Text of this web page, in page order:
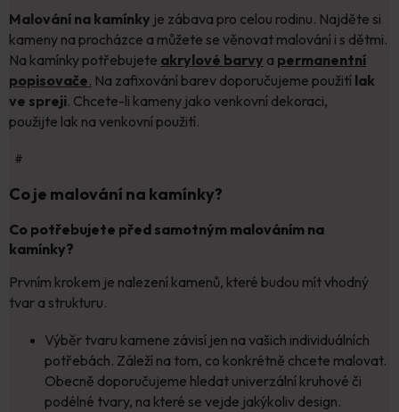
Malování na kamínky je zábava pro celou rodinu. Najděte si
kameny na procházce a můžete se věnovat malování i s dětmi.
Na kamínky potřebujete akrylové barvy a permanentní
popisovače. Na zafixování barev doporučujeme použití lak
ve spreji. Chcete-li kameny jako venkovní dekoraci,
použijte lak na venkovní použití.
#
Co je malování na kamínky?
Co potřebujete před samotným malováním na
kamínky?
Prvním krokem je nalezení kamenů, které budou mít vhodný
tvar a strukturu.
Výběr tvaru kamene závisí jen na vašich individuálních
potřebách. Záleží na tom, co konkrétně chcete malovat.
Obecně doporučujeme hledat univerzální kruhové či
podélné tvary, na které se vejde jakýkoliv design.